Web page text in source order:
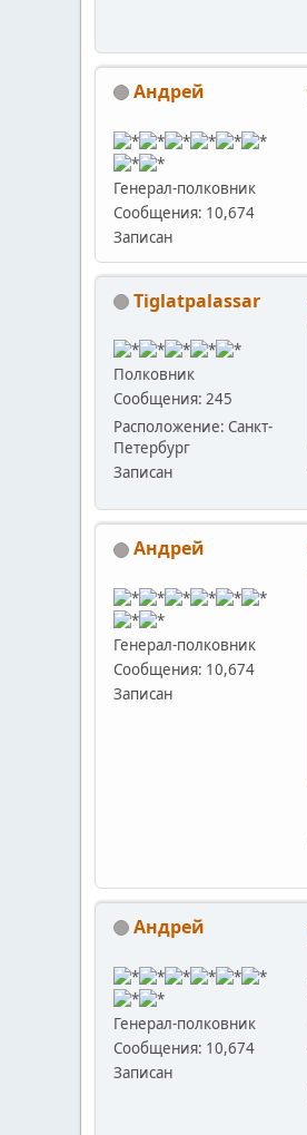
Андрей
Генерал-полковник
Сообщения: 10,674
Записан
Tiglatpalassar
Полковник
Сообщения: 245
Расположение: Санкт-
Петербург
Записан
Андрей
Генерал-полковник
Сообщения: 10,674
Записан
Андрей
Генерал-полковник
Сообщения: 10,674
Записан